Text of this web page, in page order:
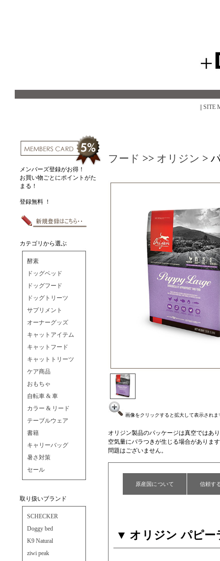
|| SITE
メンバーズ登録がお得！
お買い物ごとにポイントがた
まる！
登録無料 ！
カテゴリから選ぶ
酵素
ドッグベッド
ドッグフード
ドッグトリーツ
サプリメント
オーナーグッズ
キャットアイテム
キャットフード
キャットトリーツ
ケア商品
おもちゃ
自転車 & 車
カラー & リード
テーブルウェア
書籍
キャリーバッグ
暑さ対策
セール
取り扱いブランド
SCHECKER
Doggy bed
K9 Natural
ziwi peak
フード >> オリジン >
画像をクリックすると拡大して表示されま
オリジン製品のパッケージは真空ではあ
空気量にバラつきが生じる場合がありま
問題はございません。
原産国について 信頼す
オリジン パピー